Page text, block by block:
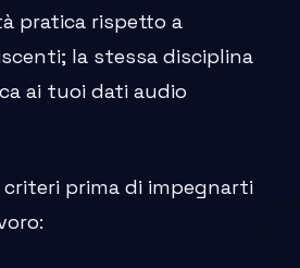
pratica rispetto a
la stessa disciplina
ai tuoi dati audio
prima di impegnarti